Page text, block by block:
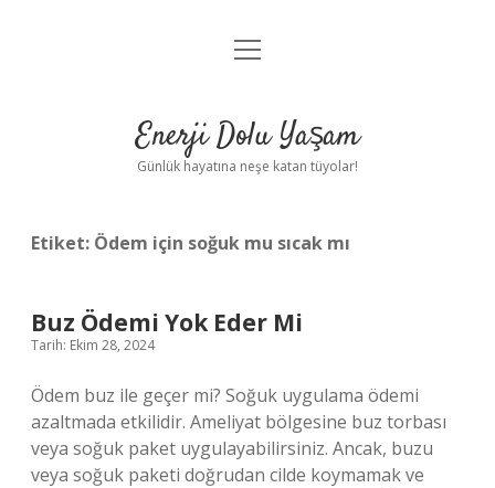
Anasayfa
Yasal Uyarı
menüyü
Enerji Dolu Yaşam
Günlük hayatına neşe katan tüyolar!
Etiket: Ödem için soğuk mu sıcak mı
Buz Ödemi Yok Eder Mi
Tarih: Ekim 28, 2024
Ödem buz ile geçer mi? Soğuk uygulama ödemi
azaltmada etkilidir. Ameliyat bölgesine buz torbası
veya soğuk paket uygulayabilirsiniz. Ancak, buzu
veya soğuk paketi doğrudan cilde koymamak ve